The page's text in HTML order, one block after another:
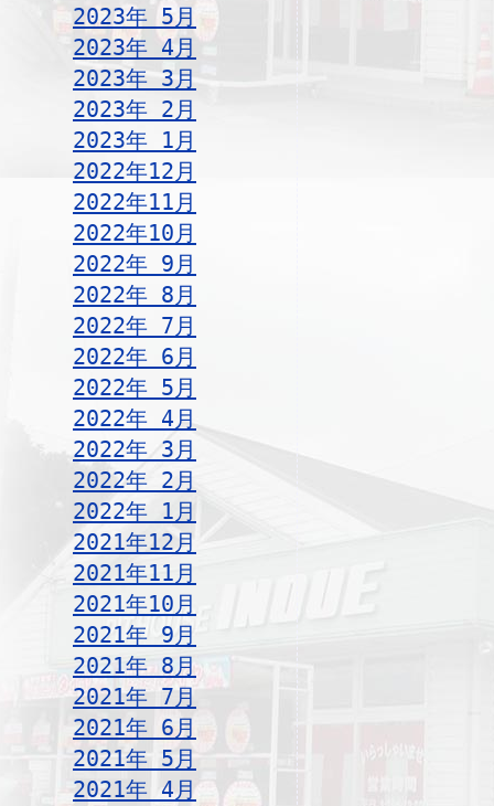
2023年 5月
2023年 4月
2023年 3月
2023年 2月
2023年 1月
2022年12月
2022年11月
2022年10月
2022年 9月
2022年 8月
2022年 7月
2022年 6月
2022年 5月
2022年 4月
2022年 3月
2022年 2月
2022年 1月
2021年12月
2021年11月
2021年10月
2021年 9月
2021年 8月
2021年 7月
2021年 6月
2021年 5月
2021年 4月